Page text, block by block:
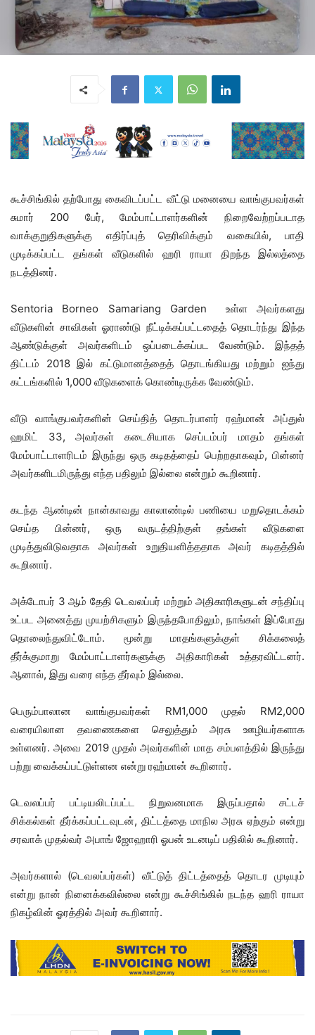
கூச்சிங்கில் தற்போது கைவிடப்பட்ட வீட்டு மனையை வாங்குபவர்கள்
சுமார் 200 பேர், மேம்பாட்டாளர்களின் நிறைவேற்றப்படாத
வாக்குறுதிகளுக்கு எதிர்ப்புத் தெரிவிக்கும் வகையில், பாதி
முடிக்கப்பட்ட தங்கள் வீடுகளில் ஹரி ராயா திறந்த இல்லத்தை
நடத்தினர்.
Sentoria Borneo Samariang Garden உள்ள அவர்களது
வீடுகளின் சாவிகள் ஓராண்டு நீட்டிக்கப்பட்டதைத் தொடர்ந்து இந்த
ஆண்டுக்குள் அவர்களிடம் ஒப்படைக்கப்பட வேண்டும். இந்தத்
திட்டம் 2018 இல் கட்டுமானத்தைத் தொடங்கியது மற்றும் ஐந்து
கட்டங்களில் 1,000 வீடுகளைக் கொண்டிருக்க வேண்டும்.
வீடு வாங்குபவர்களின் செய்தித் தொடர்பாளர் ரஹ்மான் அப்துல்
ஹமிட் 33, அவர்கள் கடைசியாக செப்டம்பர் மாதம் தங்கள்
மேம்பாட்டாளரிடம் இருந்து ஒரு கடிதத்தைப் பெற்றதாகவும், பின்னர்
அவர்களிடமிருந்து எந்த பதிலும் இல்லை என்றும் கூறினார்.
கடந்த ஆண்டின் நான்காவது காலாண்டில் பணியை மறுதொடக்கம்
செய்த பின்னர், ஒரு வருடத்திற்குள் தங்கள் வீடுகளை
முடித்துவிடுவதாக அவர்கள் உறுதியளித்ததாக அவர் கடிதத்தில்
கூறினார்.
அக்டோபர் 3 ஆம் தேதி டெவலப்பர் மற்றும் அதிகாரிகளுடன் சந்திப்பு
உட்பட அனைத்து முயற்சிகளும் இருந்தபோதிலும், நாங்கள் இப்போது
தொலைந்துவிட்டோம். மூன்று மாதங்களுக்குள் சிக்கலைத்
தீர்க்குமாறு மேம்பாட்டாளர்களுக்கு அதிகாரிகள் உத்தரவிட்டனர்.
ஆனால், இது வரை எந்த தீர்வும் இல்லை.
பெரும்பாலான வாங்குபவர்கள் RM1,000 முதல் RM2,000
வரையிலான தவணைகளை செலுத்தும் அரசு ஊழியர்களாக
உள்ளனர். அவை 2019 முதல் அவர்களின் மாத சம்பளத்தில் இருந்து
பற்று வைக்கப்பட்டுள்ளன என்று ரஹ்மான் கூறினார்.
டெவலப்பர் பட்டியலிடப்பட்ட நிறுவனமாக இருப்பதால் சட்டச்
சிக்கல்கள் தீர்க்கப்பட்டவுடன், திட்டத்தை மாநில அரசு ஏற்கும் என்று
சரவாக் முதல்வர் அபாங் ஜோஹாரி ஓபன் உடனடிப் பதிலில் கூறினார்.
அவர்களால் (டெவலப்பர்கள்) வீட்டுத் திட்டத்தைத் தொடர முடியும்
என்று நான் நினைக்கவில்லை என்று கூச்சிங்கில் நடந்த ஹரி ராயா
நிகழ்வின் ஓரத்தில் அவர் கூறினார்.